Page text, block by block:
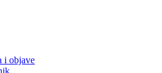
i objave